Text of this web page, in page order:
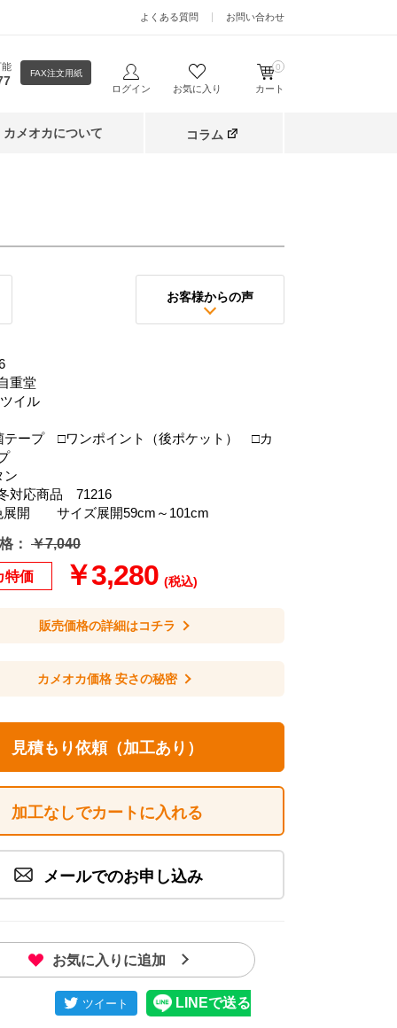
よくある質問 お問い合わせ
能
FAX注文用紙
ログイン お気に入り カート
0
カメオカについて コラム
お客様からの声
ージ画像
重堂
イル
テープ □ワンポイント（後ポケット） □カ
ン
対応商品 71216
展開 サイズ展開59cm～101cm
： ￥7,040
特価 ￥3,280 (税込)
販売価格の詳細はコチラ
カメオカ価格 安さの秘密
見積もり依頼（加工あり）
加工なしでカートに入れる
メールでのお申し込み
お気に入りに追加